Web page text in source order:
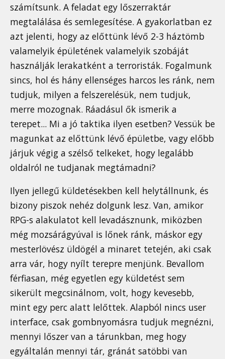
számítsunk. A feladat egy lőszerraktár
megtalálása és semlegesítése. A gyakorlatban ez
azt jelenti, hogy az előttünk lévő 2-3 háztömb
valamelyik épületének valamelyik szobáját
használják lerakatként a terroristák. Fogalmunk
sincs, hol és hány ellenséges harcos les ránk, nem
tudjuk, milyen a felszerelésük, nem tudjuk,
merre mozognak. Ráadásul ők ismerik a
terepet... Mi a jó taktika ilyen esetben? Vessük be
magunkat az előttünk lévő épületbe, vagy előbb
járjuk végig a szélső telkeket, hogy legalább
oldalról ne tudjanak megtámadni?
Ilyen jellegű küldetésekben kell helytállnunk, és
bizony piszok nehéz dolgunk lesz. Van, amikor
RPG-s alakulatot kell levadásznunk, miközben
még mozsárágyúval is lőnek ránk, máskor egy
mesterlövész üldögél a minaret tetején, aki csak
arra vár, hogy nyílt terepre menjünk. Bevallom
férfiasan, még egyetlen egy küldetést sem
sikerült megcsinálnom, volt, hogy kevesebb,
mint egy perc alatt lelőttek. Alapból nincs user
interface, csak gombnyomásra tudjuk megnézni,
mennyi lőszer van a tárunkban, meg hogy
egyáltalán mennyi tár, gránát satöbbi van